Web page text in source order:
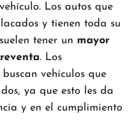
Los autos que
y tienen toda su
tener un mayor
. Los
vehículos que
ya que esto les da
y en el cumplimiento